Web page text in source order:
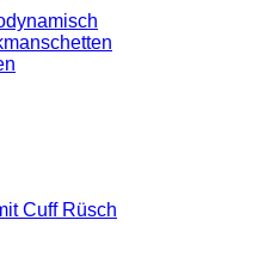
Cuff Rüsch